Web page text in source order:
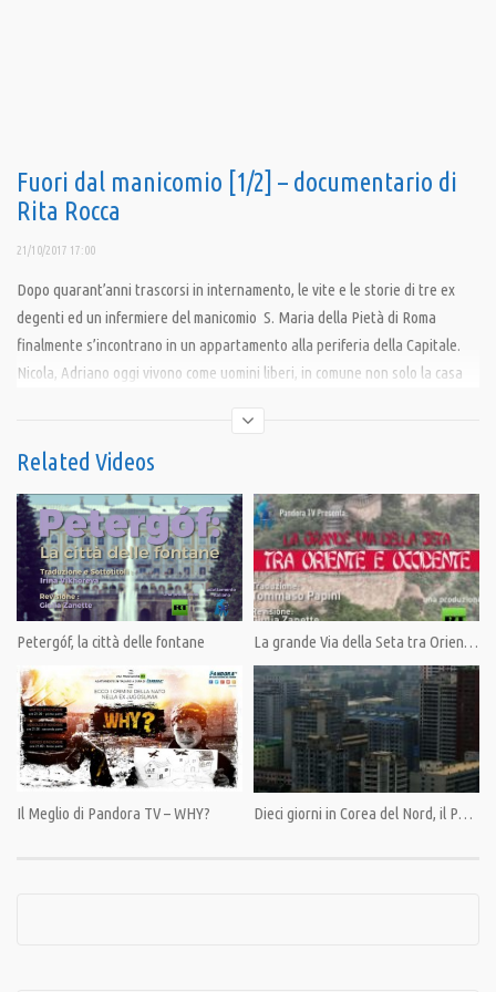
Fuori dal manicomio [1/2] – documentario di
Rita Rocca
21/10/2017 17:00
Dopo quarant’anni trascorsi in internamento, le vite e le storie di tre ex
degenti ed un infermiere del manicomio S. Maria della Pietà di Roma
finalmente s’incontrano in un appartamento alla periferia della Capitale.
Nicola, Adriano oggi vivono come uomini liberi, in comune non solo la casa
dietro le sbarre. A più di 30 anni dalla Legge Basaglia che sancì la chiusura
degli ospedali psichiatrici, il documento realizzato dalla regista Rita Rocca
segregante come quella del manicomio e sull’atrocità dell’elettroshock. La
poesia delle immagini e la durezza dei racconti dei quattro protagonisti
lasciano un segno profondo nell’animo di chi guarda.
Condividi
Category:Anticorpi,PrimoPiano
Tags:Documentario,Legge Basaglia,Manicomi
Related Videos
Petergóf, la città delle fontane La grande Via della Seta tra Oriente e Occidente
Il Meglio di Pandora TV – WHY? Dieci giorni in Corea del Nord, il Paese meno conosciuto al mondo